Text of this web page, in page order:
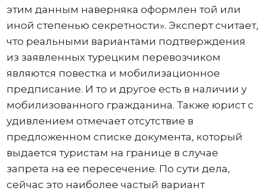
этим данным наверняка оформлен той или
иной степенью секретности». Эксперт считает,
что реальными вариантами подтверждения
из заявленных турецким перевозчиком
являются повестка и мобилизационное
предписание. И то и другое есть в наличии у
мобилизованного гражданина. Также юрист с
удивлением отмечает отсутствие в
предложенном списке документа, который
выдается туристам на границе в случае
запрета на ее пересечение. По сути дела,
сейчас это наиболее частый вариант